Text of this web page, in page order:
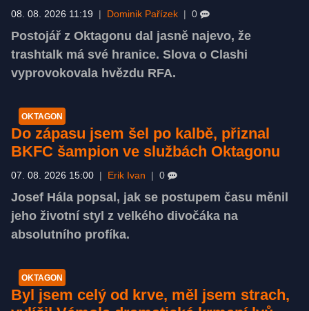
08. 08. 2026 11:19 Dominik Pařízek 0
Postojář z Oktagonu dal jasně najevo, že
trashtalk má své hranice. Slova o Clashi
vyprovokovala hvězdu RFA.
OKTAGON
Do zápasu jsem šel po kalbě, přiznal
BKFC šampion ve službách Oktagonu
07. 08. 2026 15:00 Erik Ivan 0
Josef Hála popsal, jak se postupem času měnil
jeho životní styl z velkého divočáka na
absolutního profíka.
OKTAGON
Byl jsem celý od krve, měl jsem strach,